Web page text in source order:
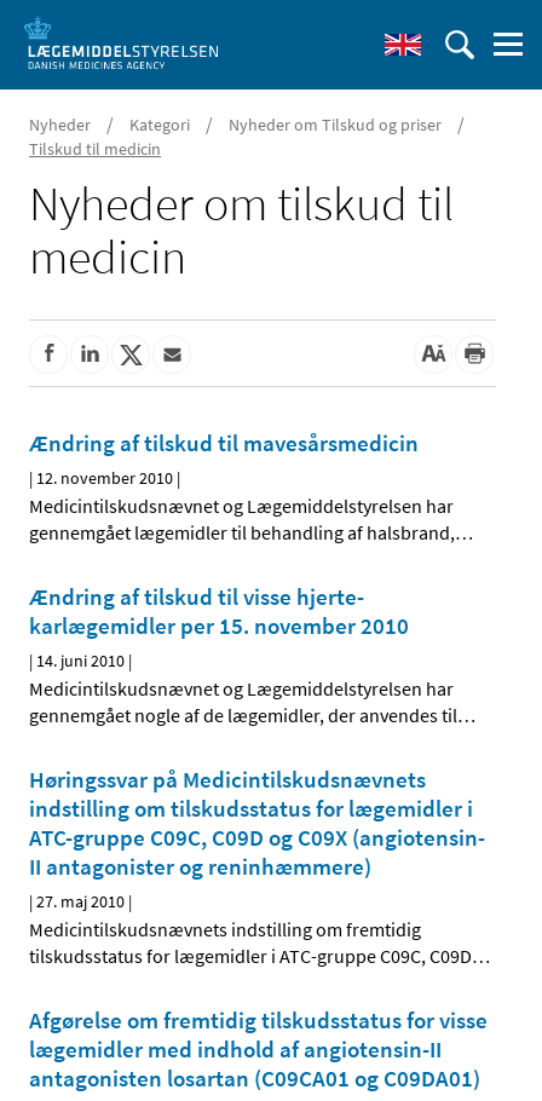
Nyheder / Kategori / Nyheder om Tilskud og priser /
Tilskud til medicin
Nyheder om tilskud til
medicin
Ændring af tilskud til mavesårsmedicin
| 12. november 2010 |
Medicintilskudsnævnet og Lægemiddelstyrelsen har
gennemgået lægemidler til behandling af halsbrand,…
Ændring af tilskud til visse hjerte-
karlægemidler per 15. november 2010
| 14. juni 2010 |
Medicintilskudsnævnet og Lægemiddelstyrelsen har
gennemgået nogle af de lægemidler, der anvendes til…
Høringssvar på Medicintilskudsnævnets
indstilling om tilskudsstatus for lægemidler i
ATC-gruppe C09C, C09D og C09X (angiotensin-
II antagonister og reninhæmmere)
|27. maj 2010 |
Medicintilskudsnævnets indstilling om fremtidig
tilskudsstatus for lægemidler i ATC-gruppe C09C, C09D…
Afgørelse om fremtidig tilskudsstatus for visse
lægemidler med indhold af angiotensin-II
antagonisten losartan (C09CA01 og C09DA01)